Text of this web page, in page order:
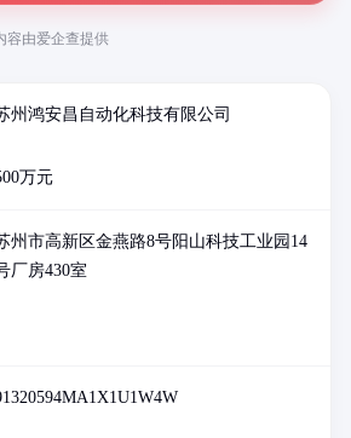
容由爱企查提供
州鸿安昌自动化科技有限公司
万元
州市高新区金燕路8号阳山科技工业园14
厂房430室